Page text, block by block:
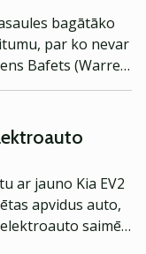
Baltijā Atis
bagātāko
par ko nevar
Bafets (Warren
tieši pretēji - ir
ar jauno Kia EV2
apvidus auto,
saimē